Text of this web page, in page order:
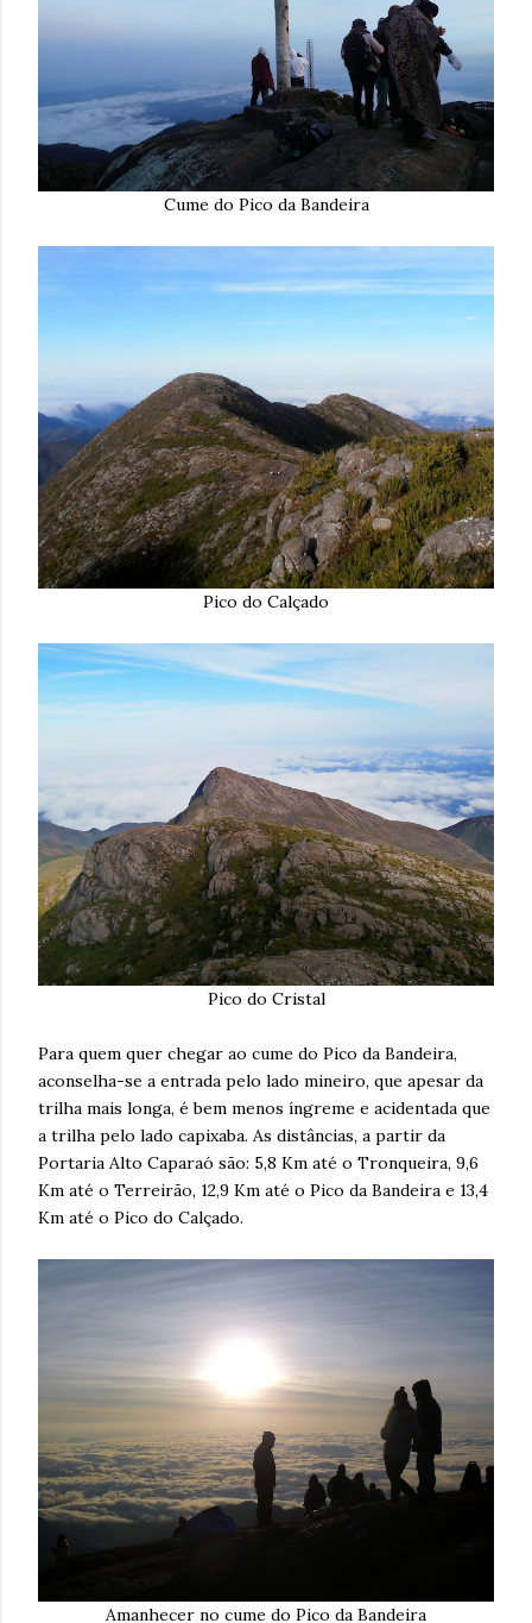
Cume do Pico da Bandeira
Pico do Calçado
Pico do Cristal
Para quem quer chegar ao cume do Pico da Bandeira,
aconselha-se a entrada pelo lado mineiro, que apesar da
trilha mais longa, é bem menos íngreme e acidentada que
a trilha pelo lado capixaba. As distâncias, a partir da
Portaria Alto Caparaó são: 5,8 Km até o Tronqueira, 9,6
Km até o Terreirão, 12,9 Km até o Pico da Bandeira e 13,4
Km até o Pico do Calçado.
Amanhecer no cume do Pico da Bandeira